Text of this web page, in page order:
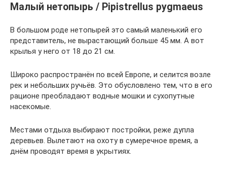
Малый нетопырь / Pipistrellus pygmaeus
В большом роде нетопырей это самый маленький его
представитель, не вырастающий больше 45 мм. А вот
крылья у него от 18 до 21 см.
Широко распространён по всей Европе, и селится возле
рек и небольших ручьёв. Это обусловлено тем, что в его
рационе преобладают водные мошки и сухопутные
насекомые.
Местами отдыха выбирают постройки, реже дупла
деревьев. Вылетают на охоту в сумеречное время, а
днём проводят время в укрытиях.